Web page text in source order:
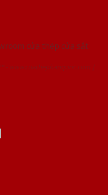
cửa thép cửa sắt
- www.cuathephanquoc.com |